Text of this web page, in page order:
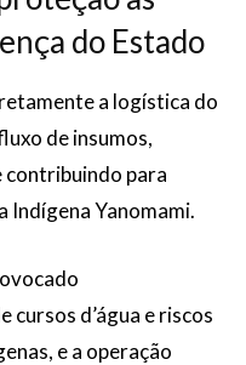
do Estado
a logística do
de insumos,
contribuindo para
Indígena Yanomami.
d’água e riscos
e a operação